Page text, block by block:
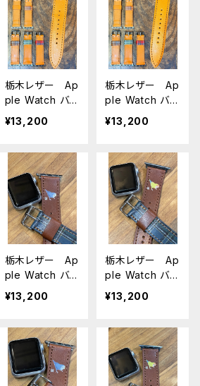
バンド 時計ベ
ルト こざくらい
んこ AppleWa
tch 対応 バン
ド シリーズ9
SE2023 8 SE2
7 6 SE 5 4 3 2
1に対応
バンド 時計ベ
ルト こざくらい
んこ AppleWa
tch 対応 バン
ド シリーズ9
SE2023 8 SE2
7 6 SE 5 4 3 2
1に対応
栃木レザー Ap
ple Watch バン
ド コザクライン
コ シーグリー
AMEL 栃木レ
ザー アップル
ウォッチバンド
時計ベルト こ
ざくらいんこ A
ppleWatch
対応 バンド シ
リーズ9 SE202
3 8 SE2 7 6 S
E 5 4 3 2 1に対
¥13,200
栃木レザー Ap
ple Watch バン
ド コザクライン
コ ノーマル
EL アップルウ
ォッチバンド 時
計ベルト こざ
くらいんこ Ap
pleWatch 対
応 バンド シリ
ーズ9 SE2023
8 SE2 7 6 SE
5 4 3 2 1に対応
¥13,200
栃木レザー Ap
ple Watch バン
ド コザクライン
コ バイオレッ
ー ブラウン B
ROWN ネイビ
ータータンチェッ
ク ルウォッチ
¥13,200
栃木レザー Ap
ple Watch バン
ド コザクライン
コ イエロー
WN ネイビー
タータンチェッ
ク ルウォッチ
バンド 時計ベ
¥13,200